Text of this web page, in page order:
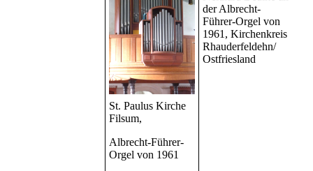
St. Paulus Kirche
Filsum,
Albrecht-Führer-
Orgel von 1961
der Albrecht-
Führer-Orgel von
1961, Kirchenkreis
Rhauderfeldehn/
Ostfriesland